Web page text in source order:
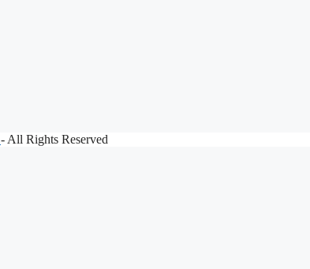
- All Rights Reserved